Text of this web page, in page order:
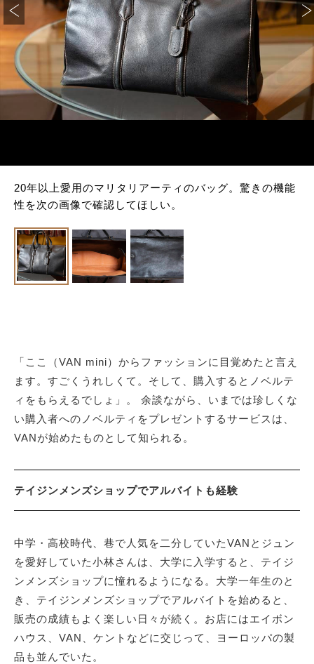
20年以上愛用のマリタリアーティのバッグ。驚きの機能
性を次の画像で確認してほしい。
「ここ（VAN mini）からファッションに目覚めたと言え
ます。すごくうれしくて。そして、購入するとノベルテ
ィをもらえるでしょ」。 余談ながら、いまでは珍しくな
い購入者へのノベルティをプレゼントするサービスは、
VANが始めたものとして知られる。
テイジンメンズショップでアルバイトも経験
中学・高校時代、巷で人気を二分していたVANとジュン
を愛好していた小林さんは、大学に入学すると、テイジ
ンメンズショップに憧れるようになる。大学一年生のと
き、テイジンメンズショップでアルバイトを始めると、
販売の成績もよく楽しい日々が続く。お店にはエイボン
ハウス、VAN、ケントなどに交じって、ヨーロッパの製
品も並んでいた。